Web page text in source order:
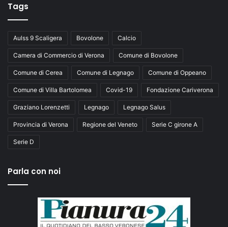
Tags
Aulss 9 Scaligera Bovolone Calcio
Camera di Commercio di Verona Comune di Bovolone
Comune di Cerea Comune di Legnago Comune di Oppeano
Comune di Villa Bartolomea Covid-19 Fondazione Cariverona
Graziano Lorenzetti Legnago Legnago Salus
Provincia di Verona Regione del Veneto Serie C girone A
Serie D
Parla con noi